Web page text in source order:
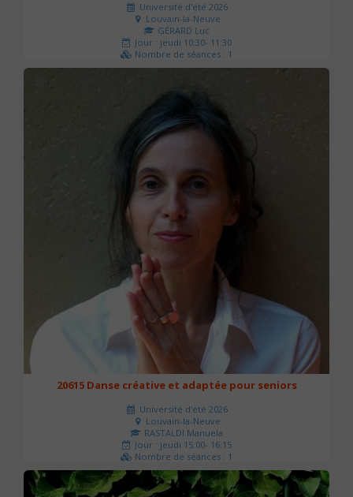
Université d'été 2026
Louvain-la-Neuve
GÉRARD Luc
Jour : jeudi 10:30- 11:30
Nombre de séances : 1
0 €
20615 Danse créative et adaptée pour seniors
Université d'été 2026
Louvain-la-Neuve
RASTALDI Manuela
Jour : jeudi 15:00- 16:15
Nombre de séances : 1
0 €